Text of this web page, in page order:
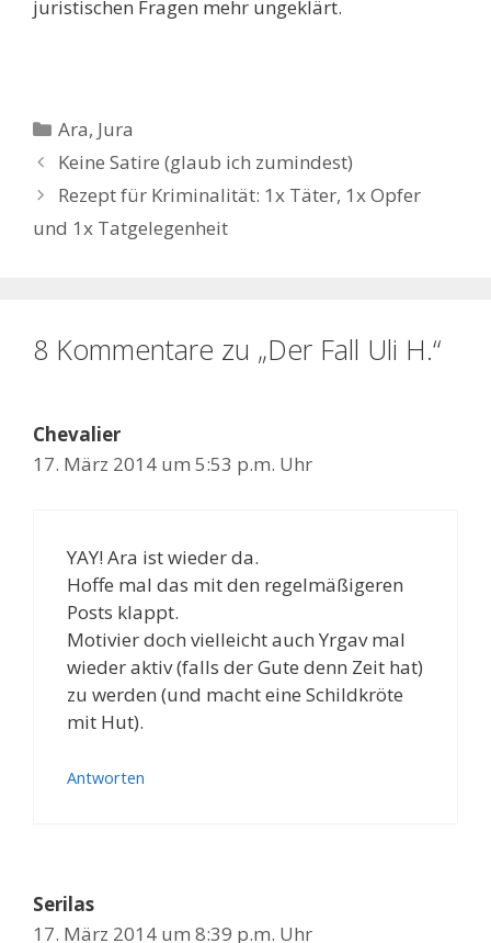
juristischen Fragen mehr ungeklärt.
Kategorien
Ara, Jura
Keine Satire (glaub ich zumindest)
Rezept für Kriminalität: 1x Täter, 1x Opfer
und 1x Tatgelegenheit
8 Kommentare zu „Der Fall Uli H.“
Chevalier
17. März 2014 um 5:53 p.m. Uhr
YAY! Ara ist wieder da.
Hoffe mal das mit den regelmäßigeren
Posts klappt.
Motivier doch vielleicht auch Yrgav mal
wieder aktiv (falls der Gute denn Zeit hat)
zu werden (und macht eine Schildkröte
mit Hut).
Antworten
Serilas
17. März 2014 um 8:39 p.m. Uhr